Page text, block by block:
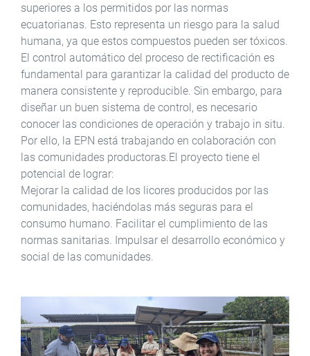
superiores a los permitidos por las normas
ecuatorianas. Esto representa un riesgo para la salud
humana, ya que estos compuestos pueden ser tóxicos.
El control automático del proceso de rectificación es
fundamental para garantizar la calidad del producto de
manera consistente y reproducible. Sin embargo, para
diseñar un buen sistema de control, es necesario
conocer las condiciones de operación y trabajo in situ.
Por ello, la EPN está trabajando en colaboración con
las comunidades productoras.El proyecto tiene el
potencial de lograr:
Mejorar la calidad de los licores producidos por las
comunidades, haciéndolas más seguras para el
consumo humano. Facilitar el cumplimiento de las
normas sanitarias. Impulsar el desarrollo económico y
social de las comunidades.